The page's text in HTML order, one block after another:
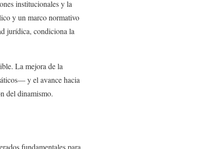
institucionales y la
y un marco normativo
jurídica, condiciona la
La mejora de la
y el avance hacia
del dinamismo.
fundamentales para